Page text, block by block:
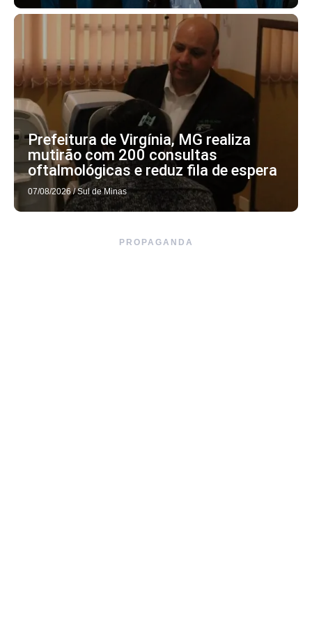
Prefeitura de Virgínia, MG realiza
mutirão com 200 consultas
oftalmológicas e reduz fila de espera
07/08/2026 / Sul de Minas
PROPAGANDA